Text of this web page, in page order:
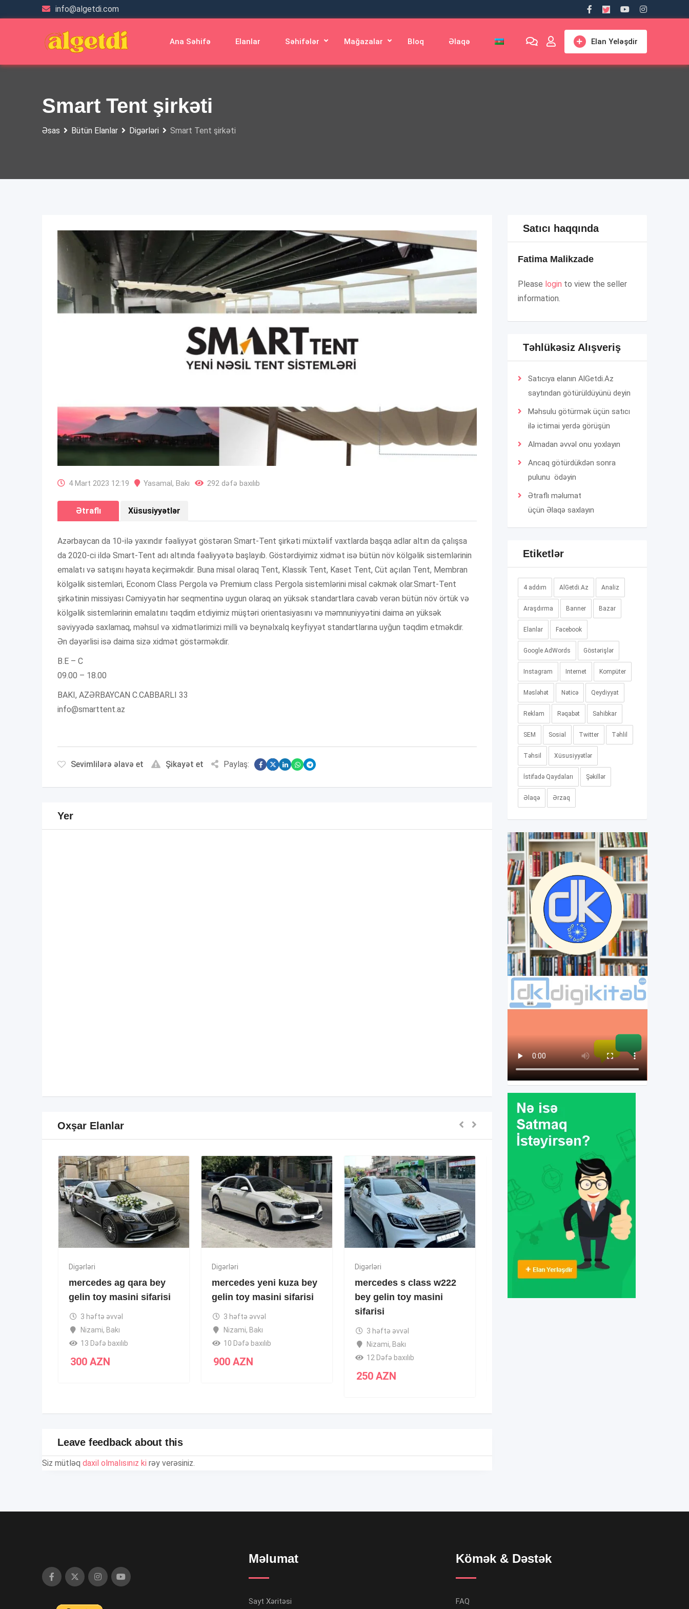
to
info@algetdi.com
Elan Yeləşdir
Ana Səhifə Elanlar Səhifələr Mağazalar Bloq Əlaqə
Smart Tent şirkəti
Əsas Bütün Elanlar Digərləri Smart Tent şirkəti
4 Mart 2023 12:19 Yasamal , Bakı 292 dəfə baxılıb
Ətraflı Xüsusiyyətlər
Azərbaycan da 10-ilə yaxındır fəaliyyət göstərən Smart-Tent şirkəti müxtəlif vaxtlarda başqa adlar altın da çalışsa
da 2020-ci ildə Smart-Tent adı altında fəaliyyətə başlayıb. Göstərdiyimiz xidmət isə bütün növ kölgəlik sistemlərinin
emalatı və satışını həyata keçirməkdir. Buna misal olaraq Tent, Klassik Tent, Kaset Tent, Cüt açılan Tent, Membran
kölgəlik sistemləri, Econom Class Pergola və Premium class Pergola sistemlərini misal cəkmək olar.Smart-Tent
şirkətinin missiyası Cəmiyyətin hər seqmentinə uygun olaraq ən yüksək standartlara cavab verən bütün növ örtük və
kölgəlik sistemlərinin emalatını təqdim etdiyimiz müştəri orientasiyasını və məmnuniyyətini daima ən yüksək
səviyyədə saxlamaq, məhsul və xidmətlərimizi milli və beynəlxalq keyfiyyət standartlarına uyğun təqdim etməkdir.
Ən dəyərlisi isə daima sizə xidmət göstərməkdir.
B.E – C
09.00 – 18.00
BAKI, AZƏRBAYCAN C.CABBARLI 33
info@smarttent.az
Sevimlilərə əlavə et Şikayət et Paylaş:
Yer
Oxşar Elanlar
Digərləri
mercedes ag qara bey
gelin toy masini sifarisi
3 həftə əvvəl
Nizami, Bakı
13 Dəfə baxılıb
300 AZN
Digərləri
mercedes yeni kuza bey
gelin toy masini sifarisi
3 həftə əvvəl
Nizami, Bakı
10 Dəfə baxılıb
900AZN
Digərləri
mercedes s class w222
bey gelin toy masini
sifarisi
3 həftə əvvəl
Nizami, Bakı
12 Dəfə baxılıb
250AZN
bey gelin toy masini
Leave feedback about this
Siz mütləq daxil olmalısınız ki rəy verəsiniz.
Satıcı haqqında
Fatima Malikzade
Please login to view the seller
information.
Təhlükəsiz Alışveriş
Satıcıya elanın AlGetdi.Az
saytından götürüldüyünü deyin
Məhsulu götürmək üçün satıcı
ilə ictimai yerdə görüşün
Almadan əvvəl onu yoxlayın
Ancaq götürdükdən sonra
pulunu ödəyin
Ətraflı məlumat
üçün Əlaqə saxlayın
Etiketlər
4 addım AlGetdi.Az Analiz
Araşdırma Banner Bazar
Elanlar Facebook
Google AdWords Göstərişlər
Instagram Internet Kompüter
Məsləhət Nəticə Qeydiyyat
Reklam Rəqabət Sahibkar
SEM Sosial Twitter Təhlil
Təhsil Xüsusiyyətlər
İstifadə Qaydaları Şəkillər
Əlaqə Ərzaq
Məlumat
Sayt Xəritəsi
Kömək & Dəstək
FAQ